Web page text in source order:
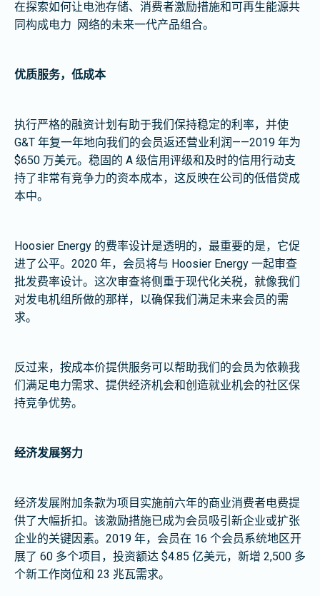
在探索如何让电池存储、消费者激励措施和可再生能源共
同构成电力 网络的未来一代产品组合。
优质服务，低成本
执行严格的融资计划有助于我们保持稳定的利率，并使
G&T 年复一年地向我们的会员返还营业利润——2019 年为
$650 万美元。稳固的 A 级信用评级和及时的信用行动支
持了非常有竞争力的资本成本，这反映在公司的低借贷成
本中。
Hoosier Energy 的费率设计是透明的，最重要的是，它促
进了公平。2020 年，会员将与 Hoosier Energy 一起审查
批发费率设计。这次审查将侧重于现代化关税，就像我们
对发电机组所做的那样，以确保我们满足未来会员的需
求。
反过来，按成本价提供服务可以帮助我们的会员为依赖我
们满足电力需求、提供经济机会和创造就业机会的社区保
持竞争优势。
经济发展努力
经济发展附加条款为项目实施前六年的商业消费者电费提
供了大幅折扣。该激励措施已成为会员吸引新企业或扩张
企业的关键因素。2019 年，会员在 16 个会员系统地区开
展了 60 多个项目，投资额达 $4.85 亿美元，新增 2,500 多
个新工作岗位和 23 兆瓦需求。